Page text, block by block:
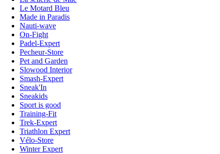
Le Motard Bleu
Made in Paradis
Nauti-wave
On-Fight
Padel-Expert
Pecheur-Store
Pet and Garden
Slowood Interior
Smash-Expert
Sneak'In
Sneakids
Sport is good
Training-Fit
Trek-Expert
Triathlon Expert
Vélo-Store
Winter Expert